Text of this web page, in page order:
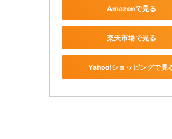
Amazonで見る
楽天市場で見る
Yahoo!ショッピングで見